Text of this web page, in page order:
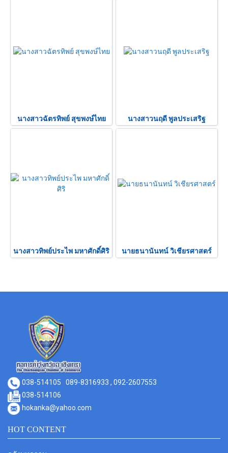
นางสาวฉัตรทิพย์ สุขพงษ์ไทย นางสาวนฤดี พูลประเสริฐ
นางสาวทิพย์ประไพ มหาศักดิ์ศิริ นายธนานันทน์ วิเชียรศาสตร์
038-514105 089-8316933 , 092-2607553
038-514106
hokanka@yahoo.com
HOT CONTENT